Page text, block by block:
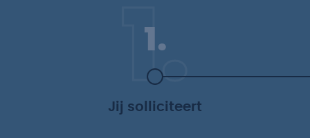
1.
1.
Jij solliciteert